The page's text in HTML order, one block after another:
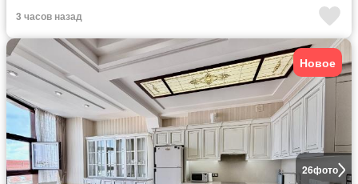
3 часов назад
26фото
Новое